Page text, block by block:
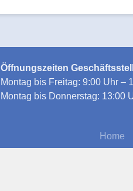
Öffnungszeiten
Montag bis Freitag: 9:00 Uhr –
Montag bis Donnerstag: 13:00
Home